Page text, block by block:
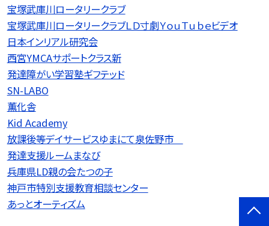
宝塚武庫川ロータリークラブ
宝塚武庫川ロータリークラブＬＤ寸劇ＹｏｕＴｕｂｅビデオ
日本インリアル研究会
西宮YMCAサポートクラス新
発達障がい学習塾ギフテッド
SN-LABO
薫化舎
Kid Academy
放課後等デイサービスゆまにて泉佐野市
発達支援ルームまなび
兵庫県LD親の会たつの子
神戸市特別支援教育相談センター
あっとオーティズム